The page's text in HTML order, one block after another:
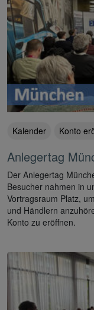
Kalender Konto
Anlegertag
Der Anlegertag
Besucher nahmen in
Vortragsraum Platz,
und Händlern
Konto zu eröffnen.